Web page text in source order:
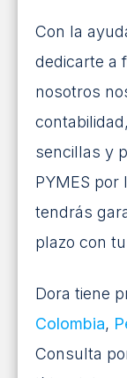
Con la
dedicarte a
nosotros
sencillas y
PYMES por
tendrás
plazo con
Dora tiene
Colombia,
Consulta